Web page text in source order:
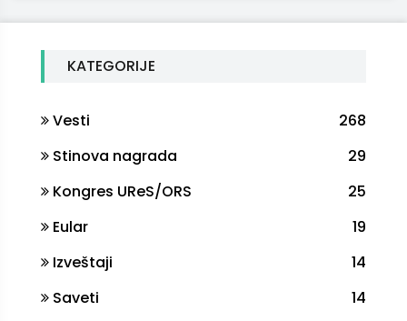
KATEGORIJE
Vesti
268
Stinova nagrada
29
Kongres UReS/ORS
25
Eular
19
Izveštaji
14
Saveti
14